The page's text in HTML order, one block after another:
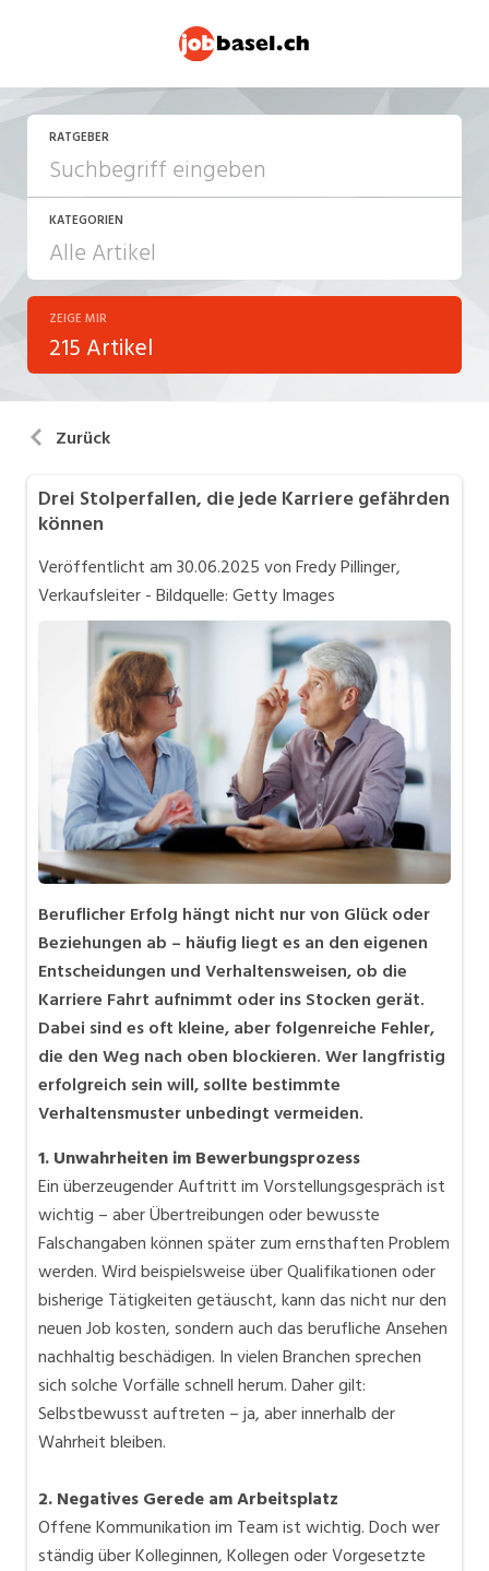
RATGEBER
KATEGORIEN
Arbeitsalltag
Arbeitsrecht
Bewerbung und Karriere
Videos
ZEIGE MIR
215 Artikel
Zurück
Drei Stolperfallen, die jede Karriere gefährden
können
Veröffentlicht am30.06.2025von Fredy Pillinger,
Verkaufsleiter - Bildquelle: Getty Images
Beruflicher Erfolg hängt nicht nur von Glück oder
Beziehungen ab – häufig liegt es an den eigenen
Entscheidungen und Verhaltensweisen, ob die
Karriere Fahrt aufnimmt oder ins Stocken gerät.
Dabei sind es oft kleine, aber folgenreiche Fehler,
die den Weg nach oben blockieren. Wer langfristig
erfolgreich sein will, sollte bestimmte
Verhaltensmuster unbedingt vermeiden.
1. Unwahrheiten im Bewerbungsprozess
Ein überzeugender Auftritt im Vorstellungsgespräch ist
wichtig – aber Übertreibungen oder bewusste
Falschangaben können später zum ernsthaften Problem
werden. Wird beispielsweise über Qualifikationen oder
bisherige Tätigkeiten getäuscht, kann das nicht nur den
neuen Job kosten, sondern auch das berufliche Ansehen
nachhaltig beschädigen. In vielen Branchen sprechen
sich solche Vorfälle schnell herum. Daher gilt:
Selbstbewusst auftreten – ja, aber innerhalb der
Wahrheit bleiben.
2. Negatives Gerede am Arbeitsplatz
Offene Kommunikation im Team ist wichtig. Doch wer
ständig über Kolleginnen, Kollegen oder Vorgesetzte